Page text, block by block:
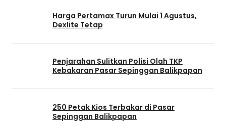
Harga Pertamax Turun Mulai 1 Agustus,
Dexlite Tetap
Penjarahan Sulitkan Polisi Olah TKP
Kebakaran Pasar Sepinggan Balikpapan
250 Petak Kios Terbakar di Pasar
Sepinggan Balikpapan